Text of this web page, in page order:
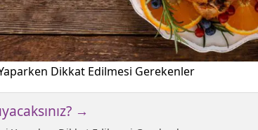
Dikkat Edilmesi Gerekenler
→